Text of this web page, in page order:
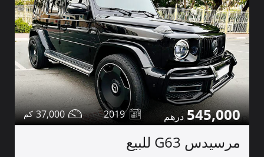
545,000
2019
37,000
مرسيدس G63 للبيع